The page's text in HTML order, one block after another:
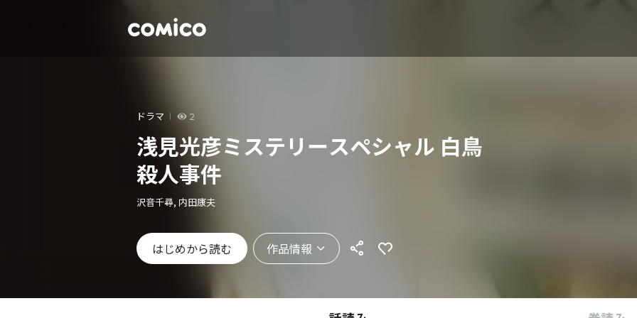
ドラマ 2
浅見光彦ミステリースペシャル 白鳥
殺人事件
沢音千尋, 内田康夫
はじめから読む 作品情報